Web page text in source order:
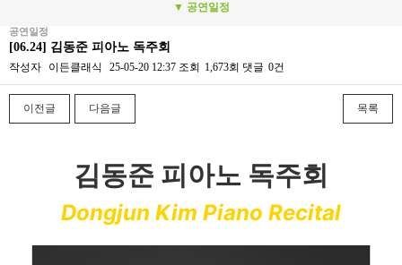
▼ 공연일정
공연일정
[06.24] 김동준 피아노 독주회
작성자 이든클래식 25-05-20 12:37 조회 1,673회 댓글 0건
이전글 다음글 목록
김동준 피아노 독주회
Dongjun Kim Piano Recital